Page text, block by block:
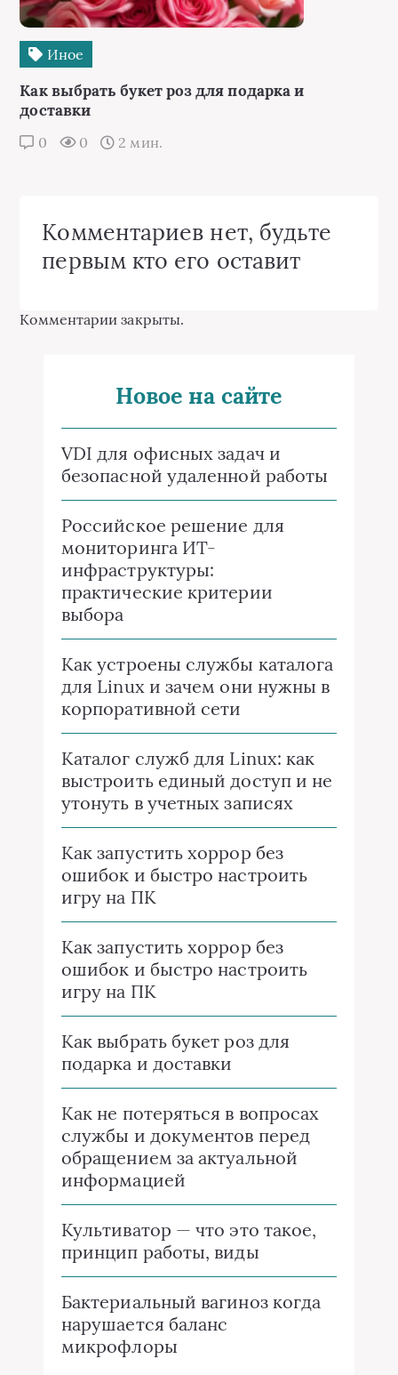
Иное
Как выбрать букет роз для подарка и
доставки
0 0 2 мин.
Комментариев нет, будьте
первым кто его оставит
Комментарии закрыты.
Новое на сайте
VDI для офисных задач и
безопасной удаленной работы
Российское решение для
мониторинга ИТ-
инфраструктуры:
практические критерии
выбора
Как устроены службы каталога
для Linux и зачем они нужны в
корпоративной сети
Каталог служб для Linux: как
выстроить единый доступ и не
утонуть в учетных записях
Как запустить хоррор без
ошибок и быстро настроить
игру на ПК
Как запустить хоррор без
ошибок и быстро настроить
игру на ПК
Как выбрать букет роз для
подарка и доставки
Как не потеряться в вопросах
службы и документов перед
обращением за актуальной
информацией
Культиватор — что это такое,
принцип работы, виды
Бактериальный вагиноз когда
нарушается баланс
микрофлоры